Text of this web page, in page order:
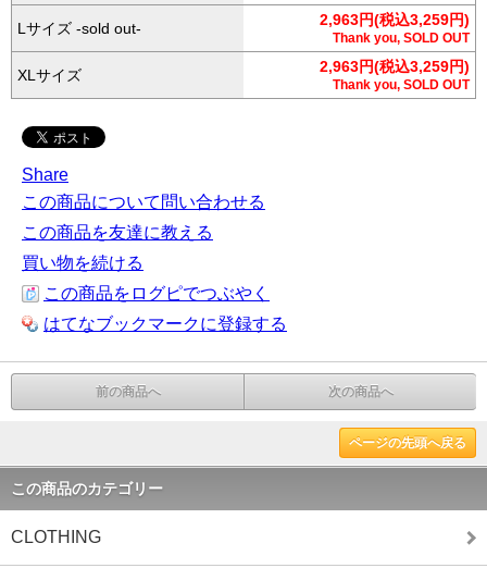
Lサイズ -sold out- 2,963円(税込3,259円)
Thank you, SOLD OUT
XLサイズ 2,963円(税込3,259円)
Thank you, SOLD OUT
Share
この商品について問い合わせる
この商品を友達に教える
買い物を続ける
この商品をログピでつぶやく
はてなブックマークに登録する
前の商品へ 次の商品へ
ページの先頭へ戻る
この商品のカテゴリー
CLOTHING